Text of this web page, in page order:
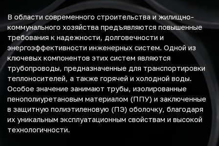
В области современного строительства и жилищно-
коммунального хозяйства предъявляются повышенные
требования к надежности, долговечности и
энергоэффективности инженерных систем. Одной из
ключевых компонентов этих систем являются
трубопроводы, предназначенные для транспортировки
теплоносителей, а также горячей и холодной воды.
Особое значение занимают трубы, изолированные
пенополиуретановым материалом (ППУ) и заключенные
в защитную полиэтиленовую (ПЭ) оболочку, благодаря
их уникальным эксплуатационным свойствам и высокой
технологичности.